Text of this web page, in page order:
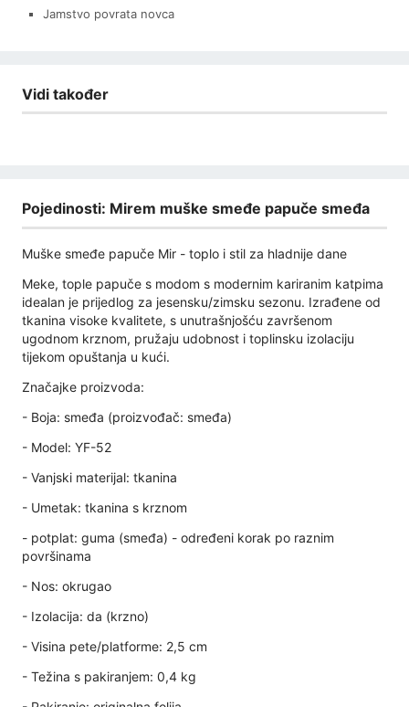
Jamstvo povrata novca
Vidi također
Pojedinosti: Mirem muške smeđe papuče smeđa
Muške smeđe papuče Mir - toplo i stil za hladnije dane
Meke, tople papuče s modom s modernim kariranim katpima
idealan je prijedlog za jesensku/zimsku sezonu. Izrađene od
tkanina visoke kvalitete, s unutrašnjošću završenom
ugodnom krznom, pružaju udobnost i toplinsku izolaciju
tijekom opuštanja u kući.
Značajke proizvoda:
- Boja: smeđa (proizvođač: smeđa)
- Model: YF-52
- Vanjski materijal: tkanina
- Umetak: tkanina s krznom
- potplat: guma (smeđa) - određeni korak po raznim
površinama
- Nos: okrugao
- Izolacija: da (krzno)
- Visina pete/platforme: 2,5 cm
- Težina s pakiranjem: 0,4 kg